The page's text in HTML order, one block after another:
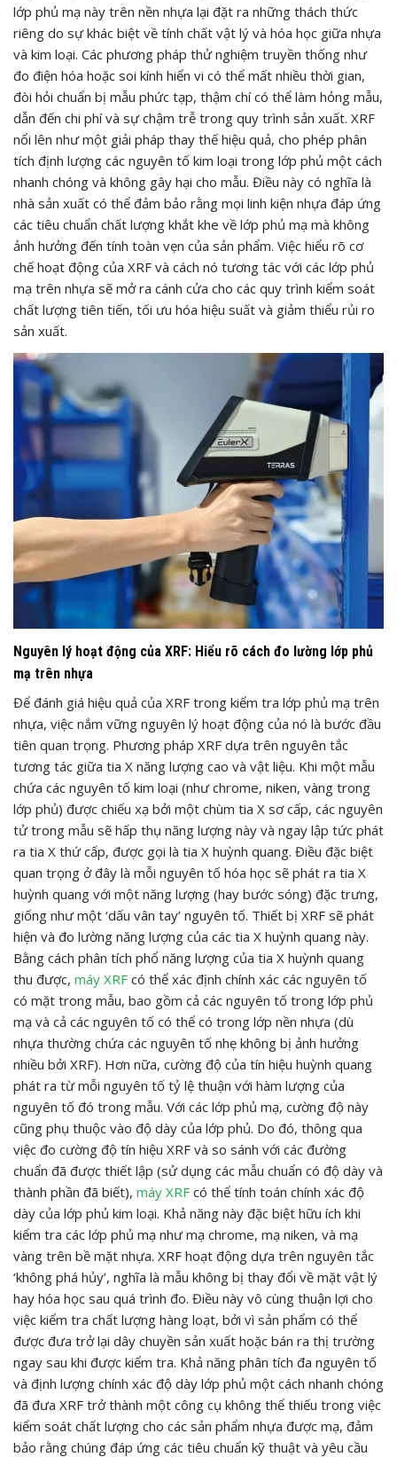
lớp phủ mạ này trên nền nhựa lại đặt ra những thách thức
riêng do sự khác biệt về tính chất vật lý và hóa học giữa nhựa
và kim loại. Các phương pháp thử nghiệm truyền thống như
đo điện hóa hoặc soi kính hiển vi có thể mất nhiều thời gian,
đòi hỏi chuẩn bị mẫu phức tạp, thậm chí có thể làm hỏng mẫu,
dẫn đến chi phí và sự chậm trễ trong quy trình sản xuất. XRF
nổi lên như một giải pháp thay thế hiệu quả, cho phép phân
tích định lượng các nguyên tố kim loại trong lớp phủ một cách
nhanh chóng và không gây hại cho mẫu. Điều này có nghĩa là
nhà sản xuất có thể đảm bảo rằng mọi linh kiện nhựa đáp ứng
các tiêu chuẩn chất lượng khắt khe về lớp phủ mạ mà không
ảnh hưởng đến tính toàn vẹn của sản phẩm. Việc hiểu rõ cơ
chế hoạt động của XRF và cách nó tương tác với các lớp phủ
mạ trên nhựa sẽ mở ra cánh cửa cho các quy trình kiểm soát
chất lượng tiên tiến, tối ưu hóa hiệu suất và giảm thiểu rủi ro
sản xuất.
Nguyên lý hoạt động của XRF: Hiểu rõ cách đo lường lớp phủ
mạ trên nhựa
Để đánh giá hiệu quả của XRF trong kiểm tra lớp phủ mạ trên
nhựa, việc nắm vững nguyên lý hoạt động của nó là bước đầu
tiên quan trọng. Phương pháp XRF dựa trên nguyên tắc
tương tác giữa tia X năng lượng cao và vật liệu. Khi một mẫu
chứa các nguyên tố kim loại (như chrome, niken, vàng trong
lớp phủ) được chiếu xạ bởi một chùm tia X sơ cấp, các nguyên
tử trong mẫu sẽ hấp thụ năng lượng này và ngay lập tức phát
ra tia X thứ cấp, được gọi là tia X huỳnh quang. Điều đặc biệt
quan trọng ở đây là mỗi nguyên tố hóa học sẽ phát ra tia X
huỳnh quang với một năng lượng (hay bước sóng) đặc trưng,
giống như một ‘dấu vân tay’ nguyên tố. Thiết bị XRF sẽ phát
hiện và đo lường năng lượng của các tia X huỳnh quang này.
Bằng cách phân tích phổ năng lượng của tia X huỳnh quang
thu được, máy XRF có thể xác định chính xác các nguyên tố
có mặt trong mẫu, bao gồm cả các nguyên tố trong lớp phủ
mạ và cả các nguyên tố có thể có trong lớp nền nhựa (dù
nhựa thường chứa các nguyên tố nhẹ không bị ảnh hưởng
nhiều bởi XRF). Hơn nữa, cường độ của tín hiệu huỳnh quang
phát ra từ mỗi nguyên tố tỷ lệ thuận với hàm lượng của
nguyên tố đó trong mẫu. Với các lớp phủ mạ, cường độ này
cũng phụ thuộc vào độ dày của lớp phủ. Do đó, thông qua
việc đo cường độ tín hiệu XRF và so sánh với các đường
chuẩn đã được thiết lập (sử dụng các mẫu chuẩn có độ dày và
thành phần đã biết), máy XRF có thể tính toán chính xác độ
dày của lớp phủ kim loại. Khả năng này đặc biệt hữu ích khi
kiểm tra các lớp phủ mạ như mạ chrome, mạ niken, và mạ
vàng trên bề mặt nhựa. XRF hoạt động dựa trên nguyên tắc
‘không phá hủy’, nghĩa là mẫu không bị thay đổi về mặt vật lý
hay hóa học sau quá trình đo. Điều này vô cùng thuận lợi cho
việc kiểm tra chất lượng hàng loạt, bởi vì sản phẩm có thể
được đưa trở lại dây chuyền sản xuất hoặc bán ra thị trường
ngay sau khi được kiểm tra. Khả năng phân tích đa nguyên tố
và định lượng chính xác độ dày lớp phủ một cách nhanh chóng
đã đưa XRF trở thành một công cụ không thể thiếu trong việc
kiểm soát chất lượng cho các sản phẩm nhựa được mạ, đảm
bảo rằng chúng đáp ứng các tiêu chuẩn kỹ thuật và yêu cầu